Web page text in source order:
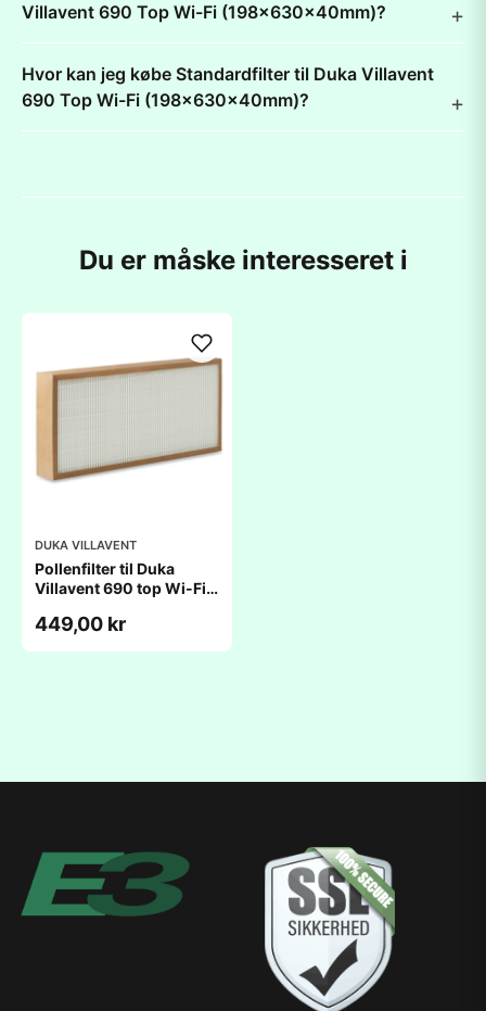
Villavent 690 Top Wi-Fi (198x630x40mm)?
Hvor kan jeg købe Standardfilter til Duka Villavent
690 Top Wi-Fi (198x630x40mm)?
Du er måske interesseret i
DUKA VILLAVENT
Pollenfilter til Duka
Villavent 690 top Wi-Fi
449,00 kr